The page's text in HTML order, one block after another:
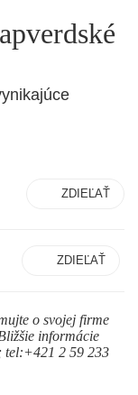
ZDIEĽAŤ
ZDIEĽAŤ
o svojej firme
informácie
tel:+421 2 59 233